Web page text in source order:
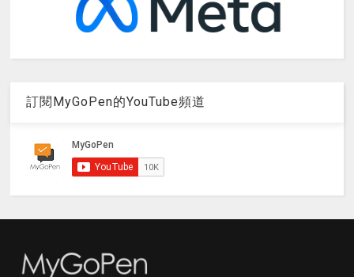
訂閱MyGoPen的YouTube頻道